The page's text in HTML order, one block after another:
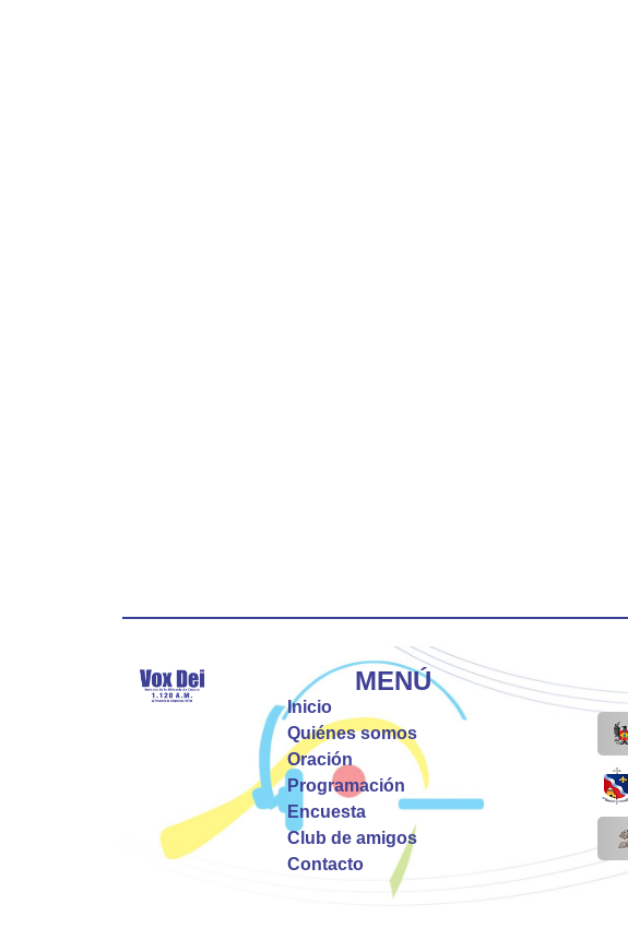
MENÚ
Inicio
Quiénes somos
Oración
Programación
Encuesta
Club de amigos
Contacto